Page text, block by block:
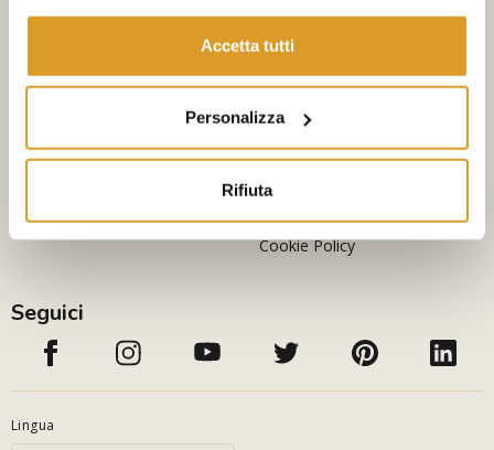
Accetta tutti
Personalizza
Rifiuta
L'azienda
Home
Contatti
Informazioni legali
Condizioni di vendita
Spedizioni
Pagamenti
Privacy Policy
Cookie Policy
Seguici
Lingua